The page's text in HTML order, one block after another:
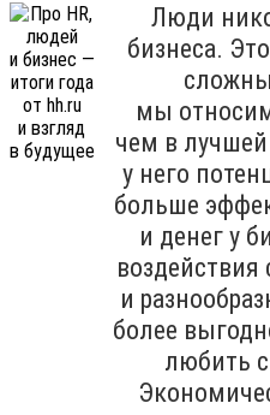
Люди
бизнеса.
мы
чем в
у него
больше
и денег у
воздействия
и
более
любить